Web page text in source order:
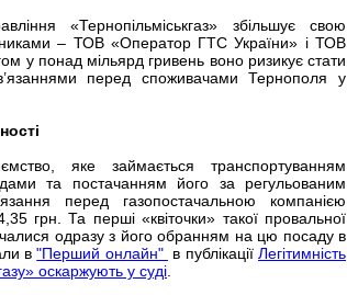
«Тернопільміськгаз» збільшує свою
– ТОВ «Оператор ГТС України» і ТОВ
у понад мільярд гривень воно ризикує стати
перед споживачами Тернополя у
яке займається транспортуванням
та постачанням його за регульованим
перед газопостачальною компанією
грн. Та перші «квіточки» такої провальної
одразу з його обранням на цю посаду в
в"Перший онлайн" в публікаціїЛегітимність
оскаржують у суді